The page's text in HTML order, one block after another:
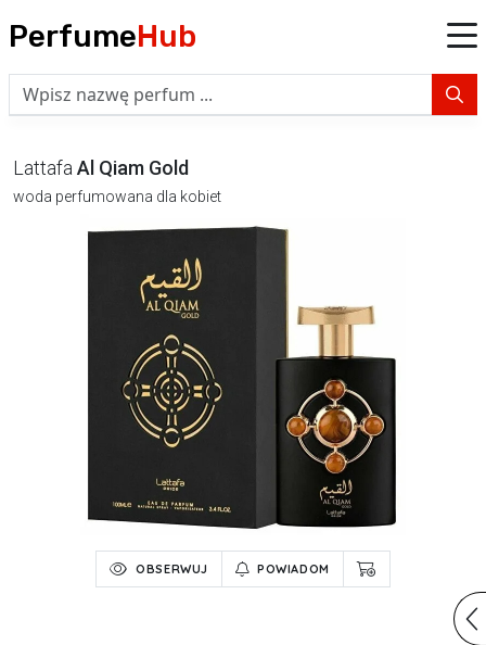
PerfumeHub
Lattafa Al Qiam Gold
woda perfumowana dla kobiet
OBSERWUJ POWIADOM